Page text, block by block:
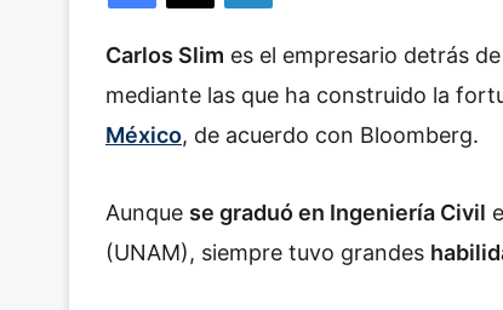
Carlos Slim es el empresario detrás
mediante las que ha construido la
México, de acuerdo con Bloomberg.
Aunque se graduó en Ingeniería Civil
(UNAM), siempre tuvo grandes